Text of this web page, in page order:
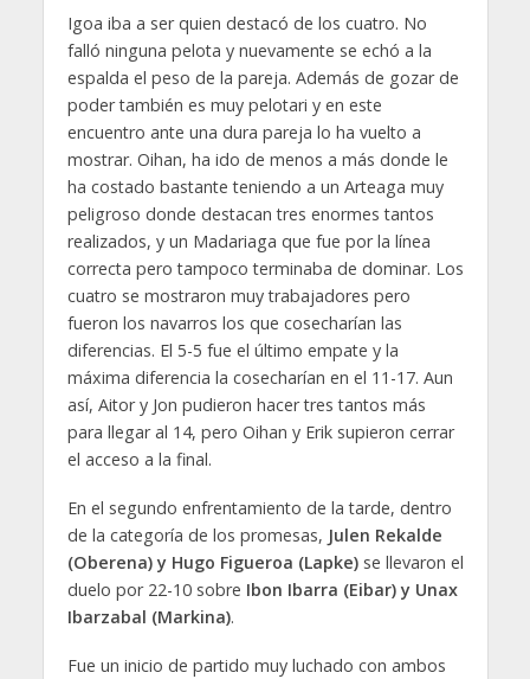
Igoa iba a ser quien destacó de los cuatro. No
falló ninguna pelota y nuevamente se echó a la
espalda el peso de la pareja. Además de gozar de
poder también es muy pelotari y en este
encuentro ante una dura pareja lo ha vuelto a
mostrar. Oihan, ha ido de menos a más donde le
ha costado bastante teniendo a un Arteaga muy
peligroso donde destacan tres enormes tantos
realizados, y un Madariaga que fue por la línea
correcta pero tampoco terminaba de dominar. Los
cuatro se mostraron muy trabajadores pero
fueron los navarros los que cosecharían las
diferencias. El 5-5 fue el último empate y la
máxima diferencia la cosecharían en el 11-17. Aun
así, Aitor y Jon pudieron hacer tres tantos más
para llegar al 14, pero Oihan y Erik supieron cerrar
el acceso a la final.
En el segundo enfrentamiento de la tarde, dentro
de la categoría de los promesas, Julen Rekalde
(Oberena) y Hugo Figueroa (Lapke)se llevaron el
duelo por 22-10 sobre Ibon Ibarra (Eibar) y Unax
Ibarzabal (Markina).
Fue un inicio de partido muy luchado con ambos